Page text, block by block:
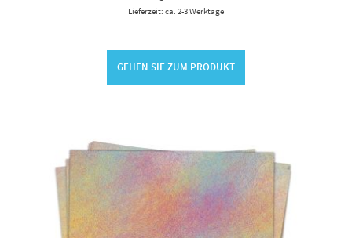
Lieferzeit: ca. 2-3 Werktage
GEHEN SIE ZUM PRODUKT